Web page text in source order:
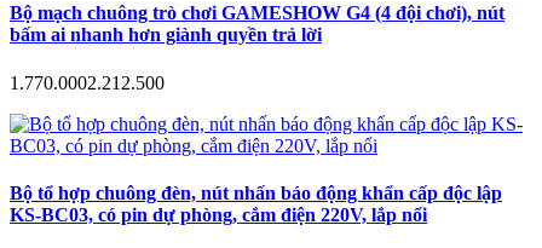
Bộ mạch chuông trò chơi GAMESHOW G4 (4 đội chơi), nút
bấm ai nhanh hơn giành quyền trả lời
1.770.0002.212.500
Bộ tổ hợp chuông đèn, nút nhấn báo động khẩn cấp độc lập
KS-BC03, có pin dự phòng, cắm điện 220V, lắp nổi